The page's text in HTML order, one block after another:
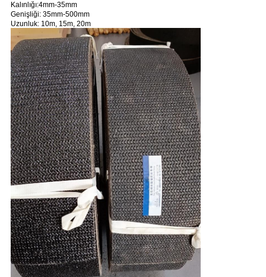
Kalınlığı:4mm-35mm
Genişliği: 35mm-500mm
Uzunluk: 10m, 15m, 20m